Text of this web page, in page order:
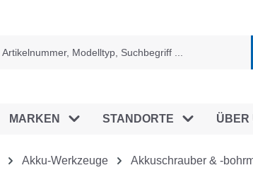
MARKEN STANDORTE ÜBER
Akku-Werkzeuge Akkuschrauber & -